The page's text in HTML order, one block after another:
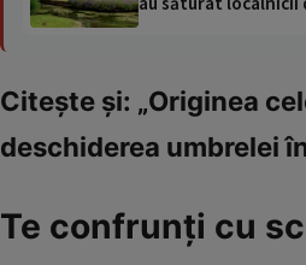
Citeşte şi: „Originea
deschiderea umbrelei
Te confrunţi cu